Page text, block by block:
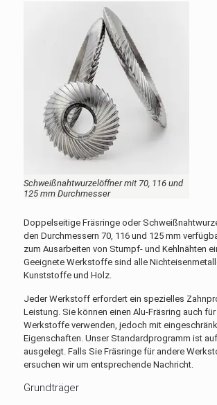
Schweißnahtwurzelöffner mit 70, 116 und
125 mm Durchmesser
Doppelseitige Fräsringe oder
den Durchmessern 70, 116 und 125 mm
zum Ausarbeiten von Stumpf- und Kehlnähten
Geeignete Werkstoffe sind alle
Kunststoffe und Holz.
Jeder Werkstoff erfordert ein spezielles
Leistung. Sie können einen Alu-Fräsring auch
Werkstoffe verwenden, jedoch mit
Eigenschaften. Unser Standardprogramm ist
ausgelegt. Falls Sie Fräsringe für andere
ersuchen wir um entsprechende Nachricht.
Grundträger